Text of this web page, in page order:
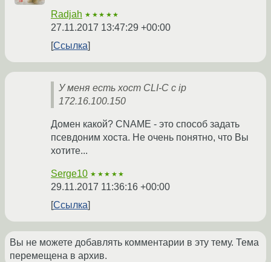
Radjah ★★★★★
27.11.2017 13:47:29 +00:00
Ссылка
У меня есть хост CLI-C c ip
172.16.100.150
Домен какой? CNAME - это способ задать
псевдоним хоста. Не очень понятно, что Вы
хотите...
Serge10 ★★★★★
29.11.2017 11:36:16 +00:00
Ссылка
Вы не можете добавлять комментарии в эту тему. Тема
перемещена в архив.